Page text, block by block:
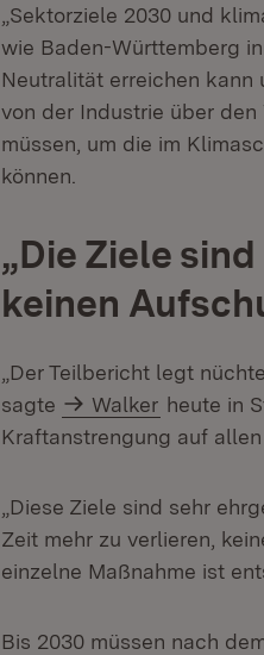
„Sektorziele 2030 und
wie Baden-Württemberg
Neutralität erreichen kann
von der Industrie über
müssen, um die im
können.
„Die Ziele
keinen
„Der Teilbericht legt
sagte
Walker heute in
Kraftanstrengung auf
„Diese Ziele sind sehr
Zeit mehr zu verlieren,
einzelne Maßnahme ist
Bis 2030 müssen nach